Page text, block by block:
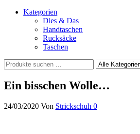
Kategorien
Dies & Das
Handtaschen
Rucksäcke
Taschen
Ein bisschen Wolle…
24/03/2020 Von Strickschuh 0